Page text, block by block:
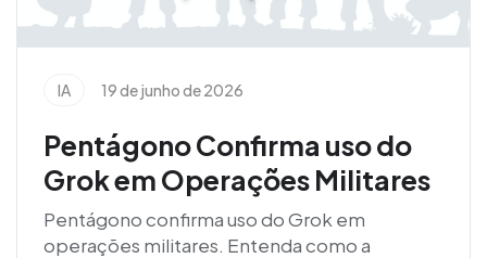
IA 19 de junho de 2026
Pentágono Confirma uso do
Grok em Operações Militares
Pentágono confirma uso do Grok em
operações militares. Entenda como a